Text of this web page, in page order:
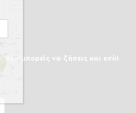
που μπορείς να ζήσεις και εσύ!